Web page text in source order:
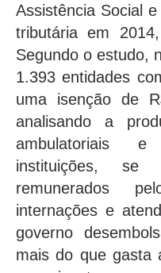
Assistência Social
tributária em
Segundo o estudo,
1.393 entidades
uma isenção de
analisando a
ambulatoriais e
instituições, se
remunerados
internações e
governo
mais do que gasta